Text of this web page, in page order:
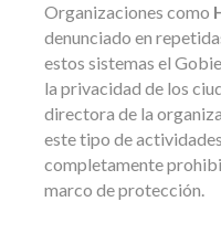
Organizaciones como
denunciado en
estos sistemas el
la privacidad de los
directora de la
este tipo de
completamente
marco de protección.